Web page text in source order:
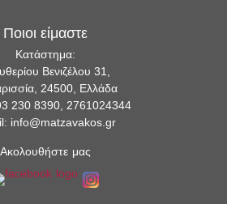
Ποιοι είμαστε
Κατάστημα:
Βενιζέλου 31,
24500, Ελλάδα
230 8390, 2761024344
info@matzavakos.gr
Ακολουθήστε μας